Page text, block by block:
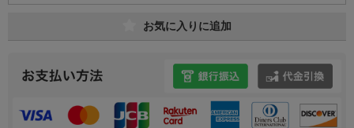
お気に入りに追加